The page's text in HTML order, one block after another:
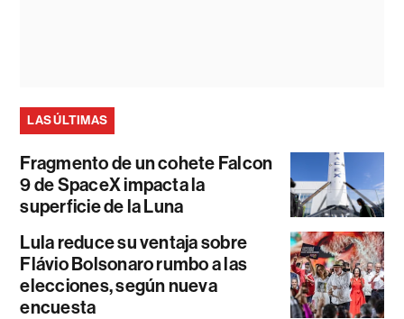
LAS ÚLTIMAS
Fragmento de un cohete Falcon
9 de SpaceX impacta la
superficie de la Luna
Lula reduce su ventaja sobre
Flávio Bolsonaro rumbo a las
elecciones, según nueva
encuesta